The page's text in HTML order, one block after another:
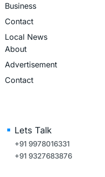
Business
Contact
Local News
About
Advertisement
Contact
Lets Talk
+91 9978016331
+91 9327683876